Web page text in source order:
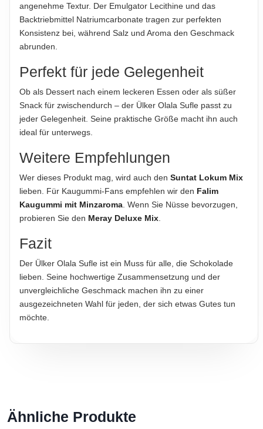
HERSTELLER
Ülker Bisküvi Sanayi A.Ş., Kısıklı Mahallesi, Ferah Caddesi,
No:1, 34692 Üsküdar, İstanbul, Türkei
Ulker Deutschland GmbH, Hans-Böckler-Straße 3, 40764
Langenfeld, Deutschland
Hinweis zur Haftung: Für die vorstehenden Angaben wird keine Haftung
übernommen. Bitte prüfen Sie die Angaben auf der jeweiligen
angenehme Textur. Der Emulgator Lecithine und das
Backtriebmittel Natriumcarbonate tragen zur perfekten
Konsistenz bei, während Salz und Aroma den Geschmack
abrunden.
Perfekt für jede Gelegenheit
Ob als Dessert nach einem leckeren Essen oder als süßer
Snack für zwischendurch – der Ülker Olala Sufle passt zu
jeder Gelegenheit. Seine praktische Größe macht ihn auch
ideal für unterwegs.
Weitere Empfehlungen
Wer dieses Produkt mag, wird auch den Suntat Lokum Mix
lieben. Für Kaugummi-Fans empfehlen wir den Falim
Kaugummi mit Minzaroma . Wenn Sie Nüsse bevorzugen,
probieren Sie den Meray Deluxe Mix
Fazit
Der Ülker Olala Sufle ist ein Muss für alle, die Schokolade
lieben. Seine hochwertige Zusammensetzung und der
unvergleichliche Geschmack machen ihn zu einer
ausgezeichneten Wahl für jeden, der sich etwas Gutes tun
möchte.
Ähnliche Produkte